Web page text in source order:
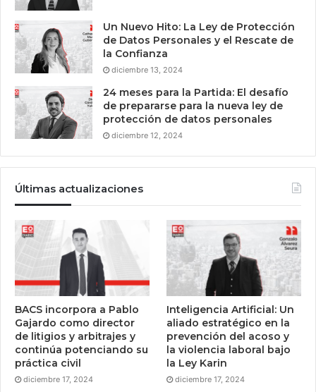
Un Nuevo Hito: La Ley de Protección
de Datos Personales y el Rescate de
la Confianza
diciembre 13, 2024
24 meses para la Partida: El desafío
de prepararse para la nueva ley de
protección de datos personales
diciembre 12, 2024
Últimas actualizaciones
BACS incorpora a Pablo
Gajardo como director
de litigios y arbitrajes y
continúa potenciando su
práctica civil
diciembre 17, 2024
Inteligencia Artificial: Un
aliado estratégico en la
prevención del acoso y
la violencia laboral bajo
la Ley Karin
diciembre 17, 2024